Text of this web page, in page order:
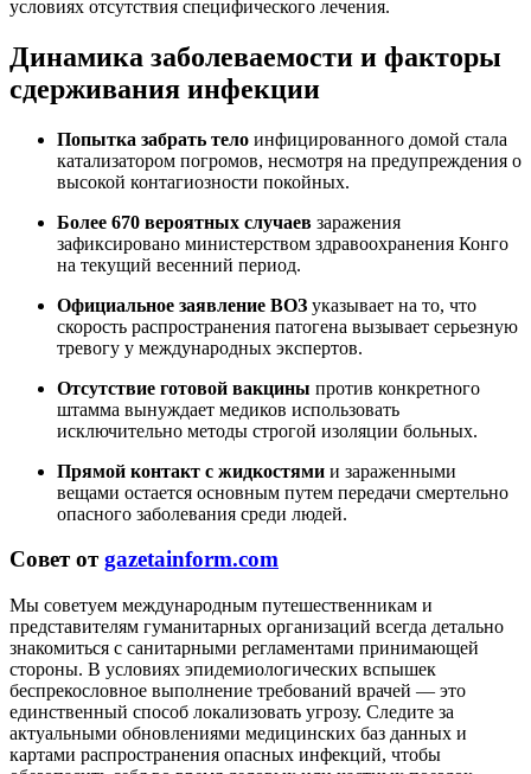
условиях отсутствия специфического лечения.
Динамика заболеваемости и факторы
сдерживания инфекции
Попытка забрать тело инфицированного домой стала
катализатором погромов, несмотря на предупреждения о
высокой контагиозности покойных.
Более 670 вероятных случаев заражения
зафиксировано министерством здравоохранения Конго
на текущий весенний период.
Официальное заявление ВОЗ указывает на то, что
скорость распространения патогена вызывает серьезную
тревогу у международных экспертов.
Отсутствие готовой вакцины против конкретного
штамма вынуждает медиков использовать
исключительно методы строгой изоляции больных.
Прямой контакт с жидкостями и зараженными
вещами остается основным путем передачи смертельно
опасного заболевания среди людей.
Совет отgazetainform.com
Мы советуем международным путешественникам и
представителям гуманитарных организаций всегда детально
знакомиться с санитарными регламентами принимающей
стороны. В условиях эпидемиологических вспышек
беспрекословное выполнение требований врачей — это
единственный способ локализовать угрозу. Следите за
актуальными обновлениями медицинских баз данных и
картами распространения опасных инфекций, чтобы